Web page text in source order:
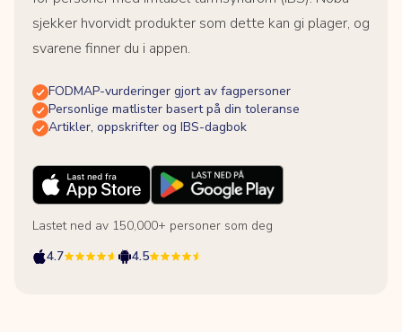
sjekker hvorvidt produkter som dette kan gi plager, og
svarene finner du i appen.
FODMAP-vurderinger gjort av fagpersoner
Personlige matlister basert på din toleranse
Artikler, oppskrifter og IBS-dagbok
Lastet ned av 150,000+ personer som deg
4.7
4.5